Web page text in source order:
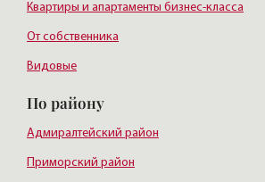
Квартиры и апартаменты бизнес-класса
От собственника
Видовые
По району
Адмиралтейский район
Приморский район